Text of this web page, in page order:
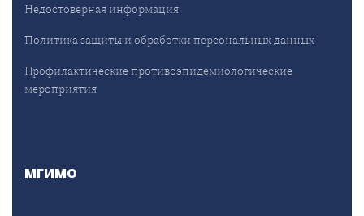
Недостоверная информация
Политика защиты и обработки персональных данных
Профилактические противоэпидемиологические
мероприятия
МГИМО